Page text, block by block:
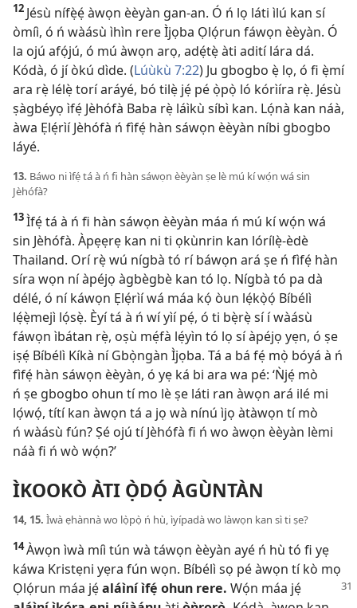
12 Jésù nífẹ̀ẹ́ àwọn èèyàn gan-an. Ó ń lọ láti ìlú kan sí
òmíì, ó ń wàásù ìhìn rere Ìjọba Ọlọ́run fáwọn èèyàn. Ó
la ojú afọ́jú, ó mú àwọn arọ, adẹ́tẹ̀ àti adití lára dá.
Kódà, ó jí òkú dìde. (Lúùkù 7:22) Ju gbogbo ẹ̀ lọ, ó fi ẹ̀mí
ara rẹ̀ lélẹ̀ torí aráyé, bó tilẹ̀ jẹ́ pé ọ̀pọ̀ ló kórìíra rẹ̀. Jésù
ṣàgbéyọ ìfẹ́ Jèhófà Baba rẹ̀ láìkù síbì kan. Lọ́nà kan náà,
àwa Ẹlẹ́rìí Jèhófà ń fìfẹ́ hàn sáwọn èèyàn níbi gbogbo
láyé.
13. Báwo ni ìfẹ́ tá à ń fi hàn sáwọn èèyàn ṣe lè mú kí wọ́n wá sin
Jèhófà?
13Ìfẹ́ tá à ń fi hàn sáwọn èèyàn máa ń mú kí wọ́n wá
sin Jèhófà. Àpẹẹrẹ kan ni ti ọkùnrin kan lórílẹ̀-èdè
Thailand. Orí rẹ̀ wú nígbà tó rí báwọn ará ṣe ń fìfẹ́ hàn
síra wọn ní àpéjọ àgbègbè kan tó lọ. Nígbà tó pa dà
délé, ó ní káwọn Ẹlẹ́rìí wá máa kọ́ òun lẹ́kọ̀ọ́ Bíbélì
lẹ́ẹ̀mejì lọ́sẹ̀. Èyí tá à ń wí yìí pẹ́, ó ti bẹ̀rẹ̀ sí í wàásù
fáwọn ìbátan rẹ̀, oṣù mẹ́fà lẹ́yìn tó lọ sí àpéjọ yẹn, ó ṣe
iṣẹ́ Bíbélì Kíkà ní Gbọ̀ngàn Ìjọba. Tá a bá fẹ́ mọ̀ bóyá à ń
fìfẹ́ hàn sáwọn èèyàn, ó yẹ ká bi ara wa pé: ‘Ǹjẹ́ mò
ń ṣe gbogbo ohun tí mo lè ṣe láti ran àwọn ará ilé mi
lọ́wọ́, títí kan àwọn tá a jọ wà nínú ìjọ àtàwọn tí mò
ń wàásù fún? Ṣé ojú tí Jèhófà fi ń wo àwọn èèyàn lèmi
náà fi ń wò wọ́n?’
ÌKOOKÒ ÀTI Ọ̀DỌ́ ÀGÙNTÀN
14, 15. Ìwà ẹhànnà wo lọ̀pọ̀ ń hù, ìyípadà wo làwọn kan sì ti ṣe?
14Àwọn ìwà míì tún wà táwọn èèyàn ayé ń hù tó fi yẹ
káwa Kristẹni yẹra fún wọn. Bíbélì sọ pé àwọn tí kò mọ
Ọlọ́run máa jẹ́aláìní ìfẹ́ ohun rere. Wọ́n máa jẹ́